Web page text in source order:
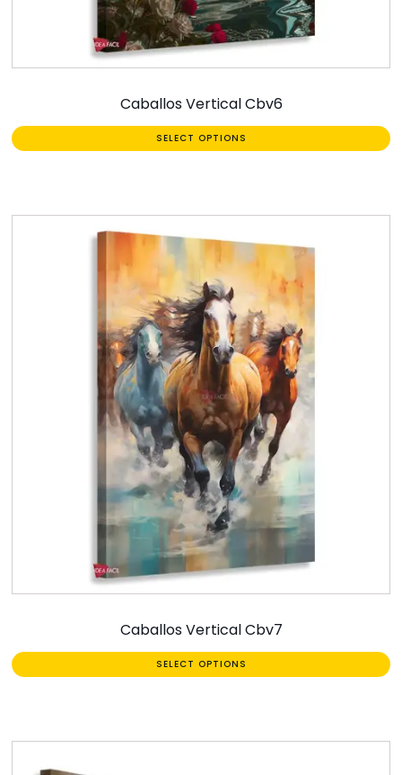
Caballos Vertical Cbv6
SELECT OPTIONS
Caballos Vertical Cbv7
SELECT OPTIONS